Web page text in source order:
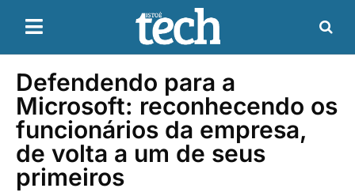
Defendendo para a
Microsoft: reconhecendo os
funcionários da empresa,
de volta a um de seus
primeiros